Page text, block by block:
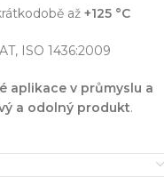
až +125 °C
ISO 1436:2009
aplikace v průmyslu a
a odolný produkt.